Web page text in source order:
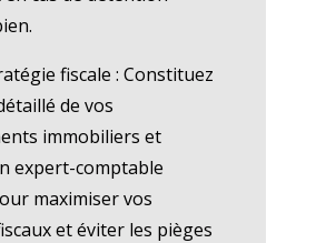
fiscale : Constituez
de vos
immobiliers et
expert-comptable
maximiser vos
et éviter les pièges